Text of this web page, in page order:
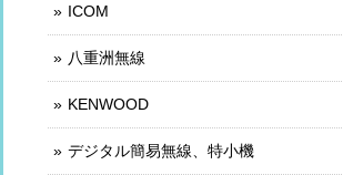
ICOM
八重洲無線
KENWOOD
デジタル簡易無線、特小機